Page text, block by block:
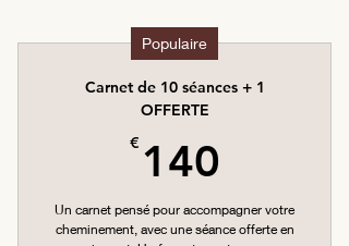
Populaire
Carnet de 10 séances + 1
OFFERTE
€ 140
Un carnet pensé pour accompagner votre
cheminement, avec une séance offerte en